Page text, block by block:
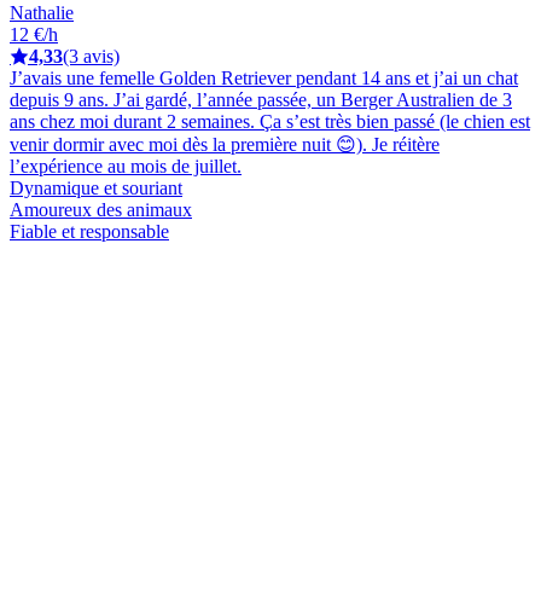
Nathalie
12 €/h
4,33(3 avis)
J’avais une femelle Golden Retriever pendant 14 ans et j’ai un chat
depuis 9 ans. J’ai gardé, l’année passée, un Berger Australien de 3
ans chez moi durant 2 semaines. Ça s’est très bien passé (le chien est
venir dormir avec moi dès la première nuit 😊). Je réitère
l’expérience au mois de juillet.
Dynamique et souriant
Amoureux des animaux
Fiable et responsable